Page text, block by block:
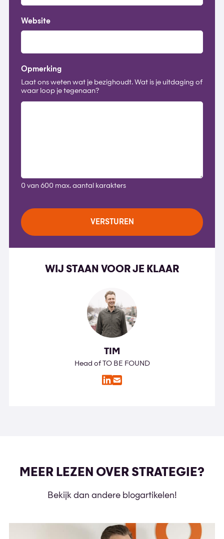
Website
Opmerking
Laat ons weten wat je bezighoudt. Wat is je uitdaging of
waar loop je tegenaan?
0 van 600 max. aantal karakters
WIJ STAAN VOOR JE KLAAR
TIM
Head of TO BE FOUND
LinkedIn
MEER LEZEN OVER STRATEGIE?
Bekijk dan andere blogartikelen!